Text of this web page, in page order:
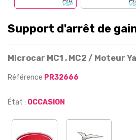
Support d'arrêt de
Microcar MC1 , MC2 / Moteur
Référence PR32666
État : OCCASION